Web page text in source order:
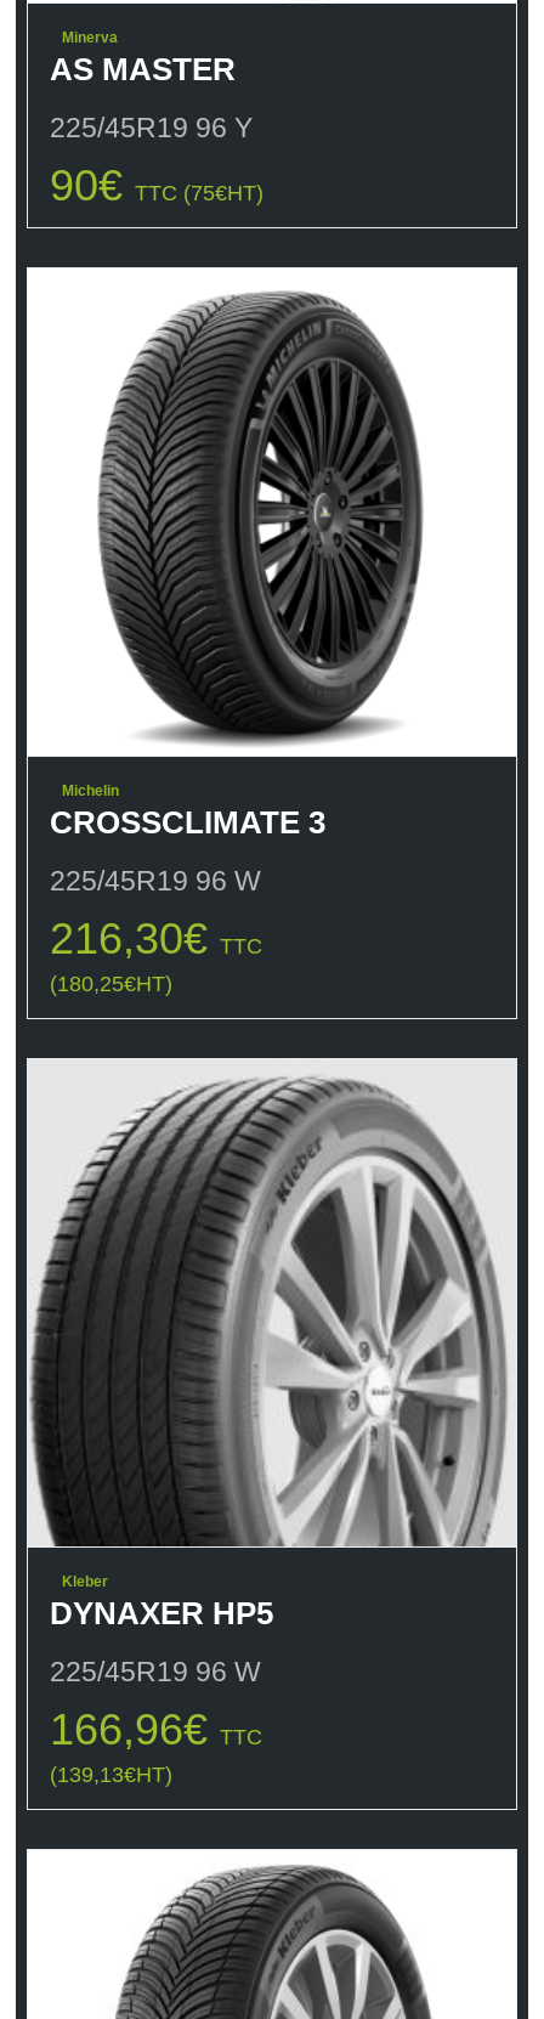
Minerva
AS MASTER
225/45R19 96 Y
90€ TTC (75€HT)
Michelin
CROSSCLIMATE 3
225/45R19 96 W
216,30€ TTC
(180,25€HT)
Kleber
DYNAXER HP5
225/45R19 96 W
166,96€ TTC
(139,13€HT)